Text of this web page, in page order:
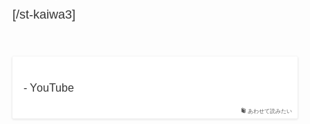
[/st-kaiwa3]
あわせて読みたい
- YouTube